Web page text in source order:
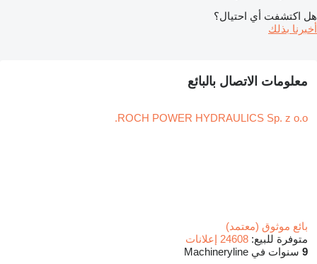
هل اكتشفت أي احتيال؟
أخبرنا بذلك
معلومات الاتصال بالبائع
ROCH POWER HYDRAULICS Sp. z o.o.
بائع موثوق (معتمد)
متوفرة للبيع: 24608 إعلانات
9 سنوات في Machineryline